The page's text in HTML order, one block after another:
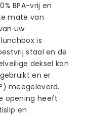
BPA-vrij en
mate van
uw
is
staal en de
deksel kan
en er
meegeleverd.
opening heeft
en